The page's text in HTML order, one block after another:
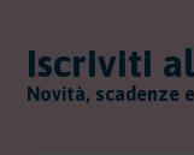
Iscriviti
Novità, scadenze